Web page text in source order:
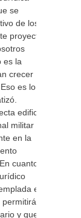
se
de los
proyecto
es la
crecer
es lo
edificar
militar
en la
cuanto a
en
el
y que